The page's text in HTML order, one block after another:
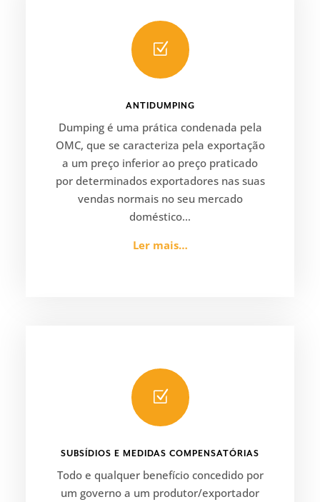
Z
ANTIDUMPING
Dumping é uma prática condenada pela
OMC, que se caracteriza pela exportação
a um preço inferior ao preço praticado
por determinados exportadores nas suas
vendas normais no seu mercado
doméstico…
Ler mais…
Z
SUBSÍDIOS E MEDIDAS COMPENSATÓRIAS
Todo e qualquer benefício concedido por
um governo a um produtor/exportador